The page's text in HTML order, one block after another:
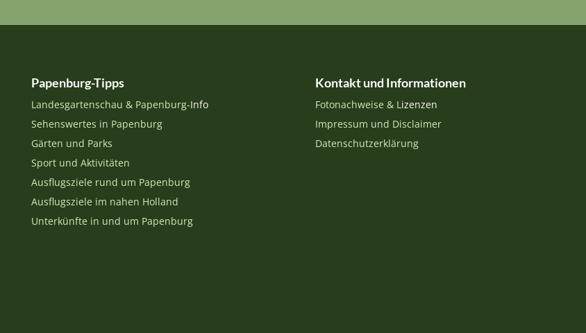
Papenburg-Tipps
Landesgartenschau & Papenburg-Info
Sehenswertes in Papenburg
Gärten und Parks
Sport und Aktivitäten
Ausflugsziele rund um Papenburg
Ausflugsziele im nahen Holland
Unterkünfte in und um Papenburg
Kontakt und Informationen
Fotonachweise & Lizenzen
Impressum und Disclaimer
Datenschutzerklärung